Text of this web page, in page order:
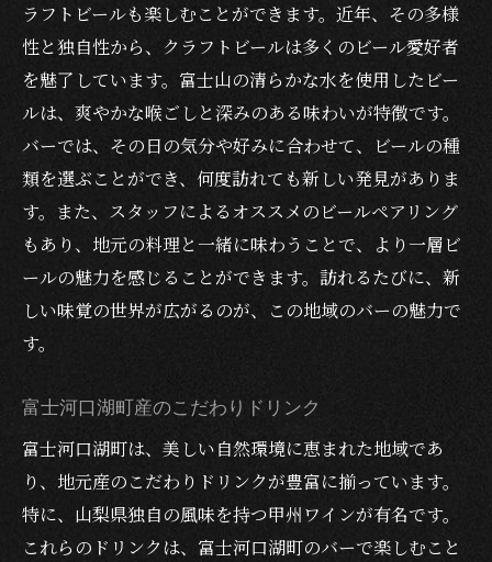
ラフトビールも楽しむことができます。近年、その多様
性と独自性から、クラフトビールは多くのビール愛好者
を魅了しています。富士山の清らかな水を使用したビー
ルは、爽やかな喉ごしと深みのある味わいが特徴です。
バーでは、その日の気分や好みに合わせて、ビールの種
類を選ぶことができ、何度訪れても新しい発見がありま
す。また、スタッフによるオススメのビールペアリング
もあり、地元の料理と一緒に味わうことで、より一層ビ
ールの魅力を感じることができます。訪れるたびに、新
しい味覚の世界が広がるのが、この地域のバーの魅力で
す。
富士河口湖町産のこだわりドリンク
富士河口湖町は、美しい自然環境に恵まれた地域であ
り、地元産のこだわりドリンクが豊富に揃っています。
特に、山梨県独自の風味を持つ甲州ワインが有名です。
これらのドリンクは、富士河口湖町のバーで楽しむこと